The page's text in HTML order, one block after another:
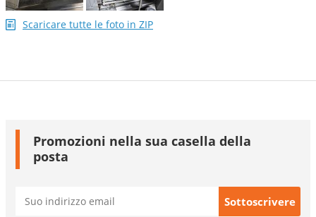
Scaricare tutte le foto in ZIP
Promozioni nella sua casella della
posta